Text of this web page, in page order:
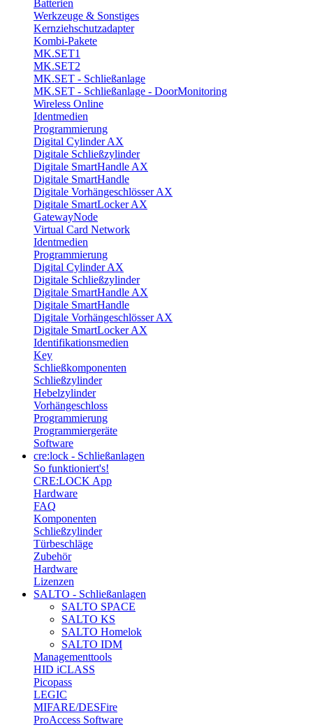
Batterien
Werkzeuge & Sonstiges
Kernziehschutzadapter
Kombi-Pakete
MK.SET1
MK.SET2
MK.SET - Schließanlage
MK.SET - Schließanlage - DoorMonitoring
Wireless Online
Identmedien
Programmierung
Digital Cylinder AX
Digitale Schließzylinder
Digitale SmartHandle AX
Digitale SmartHandle
Digitale Vorhängeschlösser AX
Digitale SmartLocker AX
GatewayNode
Virtual Card Network
Identmedien
Programmierung
Digital Cylinder AX
Digitale Schließzylinder
Digitale SmartHandle AX
Digitale SmartHandle
Digitale Vorhängeschlösser AX
Digitale SmartLocker AX
Identifikationsmedien
Key
Schließkomponenten
Schließzylinder
Hebelzylinder
Vorhängeschloss
Programmierung
Programmiergeräte
Software
cre:lock - Schließanlagen
So funktioniert's!
CRE:LOCK App
Hardware
FAQ
Komponenten
Schließzylinder
Türbeschläge
Zubehör
Hardware
Lizenzen
SALTO - Schließanlagen
SALTO SPACE
SALTO KS
SALTO Homelok
SALTO IDM
Managementtools
HID iCLASS
Picopass
LEGIC
MIFARE/DESFire
ProAccess Software